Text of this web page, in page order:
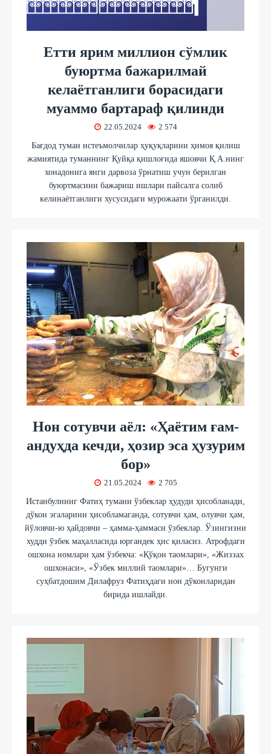
Етти ярим миллион сўмлик
буюртма бажарилмай
келаётганлиги борасидаги
муаммо бартараф қилинди
22.05.2024 2 574
Бағдод туман истеъмолчилар ҳуқуқларини ҳимоя қилиш
жамиятида туманнинг Қуйқа қишлоғида яшовчи Қ.А.нинг
хонадонига янги дарвоза ўрнатиш учун берилган
буюртмасини бажариш ишлари пайсалга солиб
келинаётганлиги хусусидаги мурожаати ўрганилди.
Нон сотувчи аёл: «Ҳаётим ғам-
андуҳда кечди, ҳозир эса ҳузурим
бор»
21.05.2024 2 705
Истанбулнинг Фатиҳ тумани ўзбеклар ҳудуди ҳисобланади,
дўкон эгаларини ҳисобламаганда, сотувчи ҳам, олувчи ҳам,
йўловчи-ю ҳайдовчи – ҳамма-ҳаммаси ўзбеклар. Ўзингизни
худди ўзбек маҳалласида юргандек ҳис қиласиз. Атрофдаги
ошхона номлари ҳам ўзбекча: «Қўқон таомлари», «Жиззах
ошхонаси», «Ўзбек миллий таомлари»… Бугунги
суҳбатдошим Дилафруз Фатиҳдаги нон дўконларидан
бирида ишлайди.